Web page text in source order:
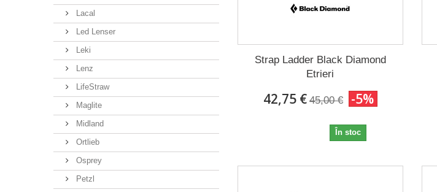
Lacal
Led Lenser
Leki
Lenz
LifeStraw
Maglite
Midland
Ortlieb
Osprey
Petzl
Strap Ladder Black Diamond
Etrieri
42,75 € 45,00 €
-5%
În stoc